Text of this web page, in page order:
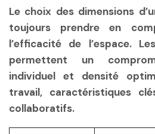
Le choix des dimensions
toujours prendre en
l’efficacité de l’espace.
permettent un
individuel et densité
travail, caractéristiques
collaboratifs.